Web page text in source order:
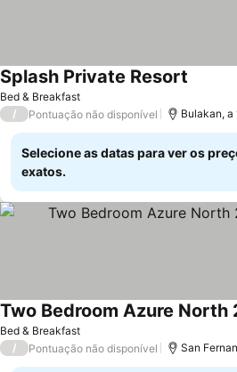
Bed & Breakfast
Splash Private Resort
/ Pontuação não disponível Bulakan, a
Selecione as datas para ver os
exatos.
Bed & Breakfast
/ Pontuação não disponível San